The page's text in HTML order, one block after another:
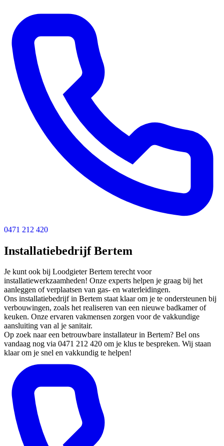
0471 212 420
Installatiebedrijf Bertem
Je kunt ook bij Loodgieter Bertem terecht voor
installatiewerkzaamheden! Onze experts helpen je graag bij het
aanleggen of verplaatsen van gas- en waterleidingen.
Ons installatiebedrijf in Bertem staat klaar om je te ondersteunen bij
verbouwingen, zoals het realiseren van een nieuwe badkamer of
keuken. Onze ervaren vakmensen zorgen voor de vakkundige
aansluiting van al je sanitair.
Op zoek naar een betrouwbare installateur in Bertem? Bel ons
vandaag nog via 0471 212 420 om je klus te bespreken. Wij staan
klaar om je snel en vakkundig te helpen!